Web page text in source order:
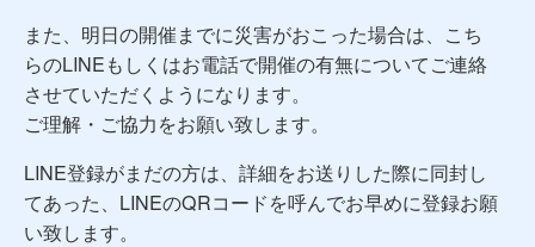
また、明日の開催までに災害がおこった場合は、こち
らのLINEもしくはお電話で開催の有無についてご連絡
させていただくようになります。
ご理解・ご協力をお願い致します。
LINE登録がまだの方は、詳細をお送りした際に同封し
てあった、LINEのQRコードを呼んでお早めに登録お願
い致します。